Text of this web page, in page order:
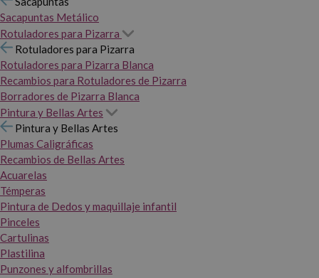
Sacapuntas Metálico
Rotuladores para Pizarra
Rotuladores para Pizarra
Rotuladores para Pizarra Blanca
Recambios para Rotuladores de Pizarra
Borradores de Pizarra Blanca
Pintura y Bellas Artes
Pintura y Bellas Artes
Plumas Caligráficas
Recambios de Bellas Artes
Acuarelas
Témperas
Pintura de Dedos y maquillaje infantil
Pinceles
Cartulinas
Plastilina
Punzones y alfombrillas